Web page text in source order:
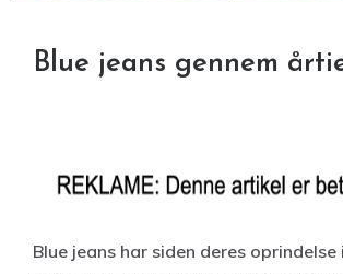
Blue jeans gennem
Blue jeans har siden deres